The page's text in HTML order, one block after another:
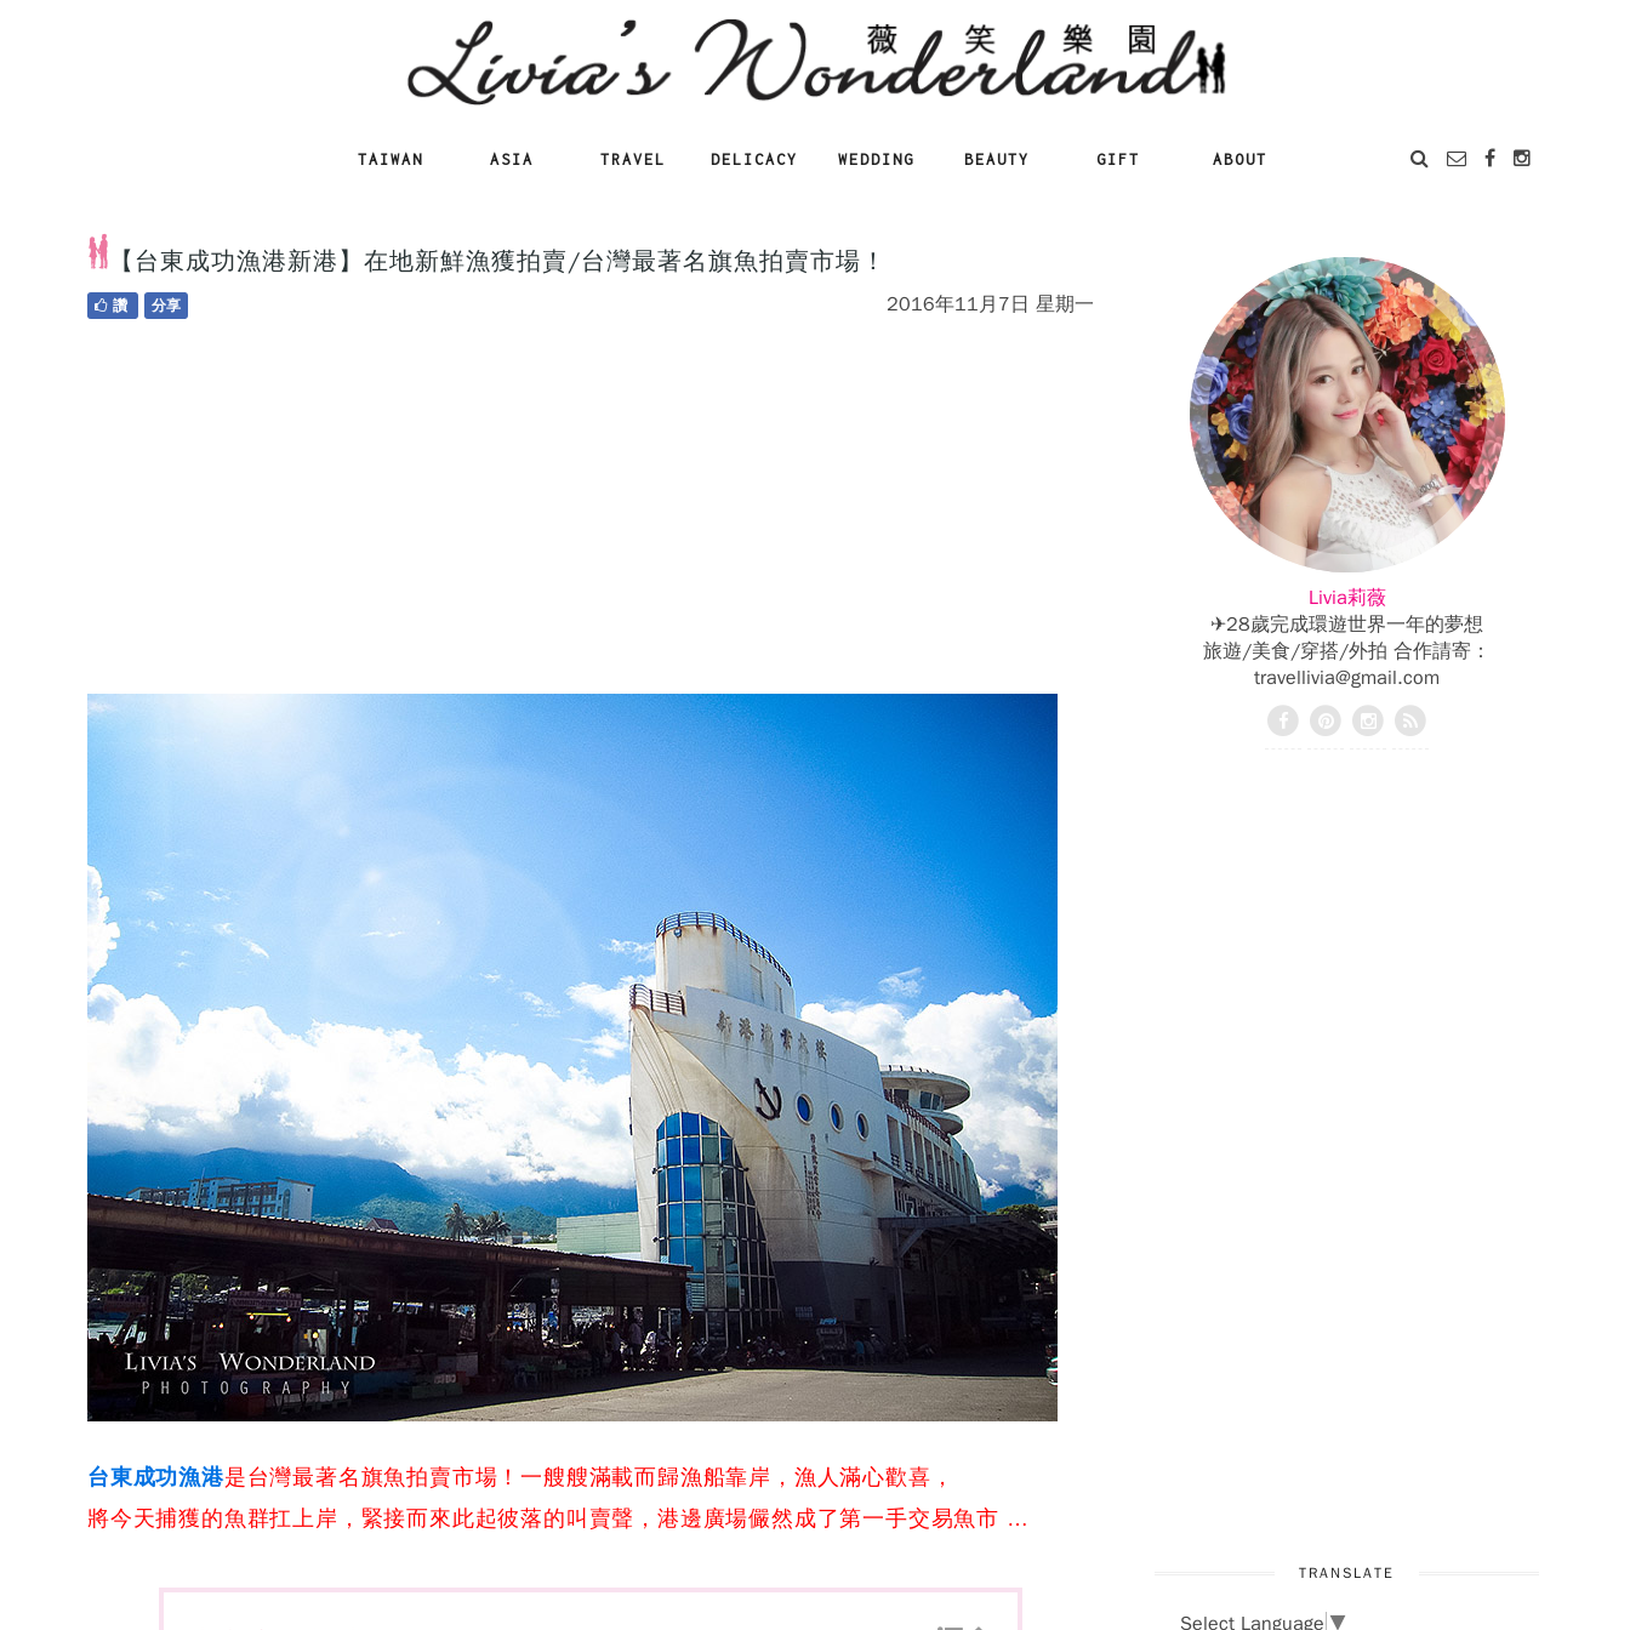
TAIWAN ASIA TRAVEL DELICACY WEDDING BEAUTY GIFT ABOUT
【台東成功漁港新港】在地新鮮漁獲拍賣/台灣最著名旗魚拍賣市場！
2016年11月7日 星期一
讚 分享
台東成功漁港是台灣最著名旗魚拍賣市場！一艘艘滿載而歸漁船靠岸，漁人滿心歡喜，
將今天捕獲的魚群扛上岸，緊接而來此起彼落的叫賣聲，港邊廣場儼然成了第一手交易魚市 …
Livia莉薇
✈28歲完成環遊世界一年的夢想
旅遊/美食/穿搭/外拍 合作請寄：
travellivia@gmail.com
TRANSLATE
Select Language ▼